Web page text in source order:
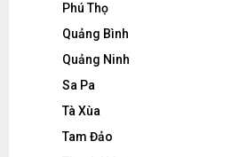
Phú Thọ
Quảng Bình
Quảng Ninh
Sa Pa
Tà Xùa
Tam Đảo